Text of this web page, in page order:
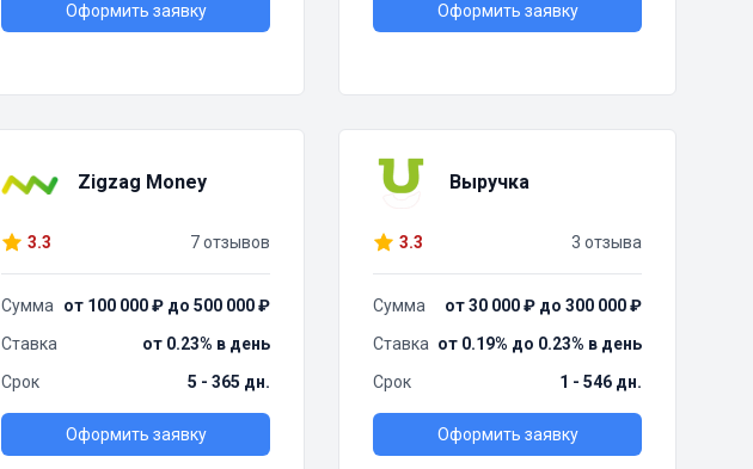
Оформить заявку Оформить заявку
Zigzag Money
3.3 7 отзывов
Сумма
от 100 000 ₽ до 500 000 ₽
Ставка
от 0.23% в день
Срок
5 - 365 дн.
Оформить заявку
Выручка
3.3 3 отзыва
Сумма
от 30 000 ₽ до 300 000 ₽
Ставка от 0.19% до 0.23% в день
Срок
1 - 546 дн.
Оформить заявку